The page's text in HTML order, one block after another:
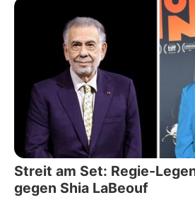
Streit am Set: Regie-
gegen Shia LaBeouf